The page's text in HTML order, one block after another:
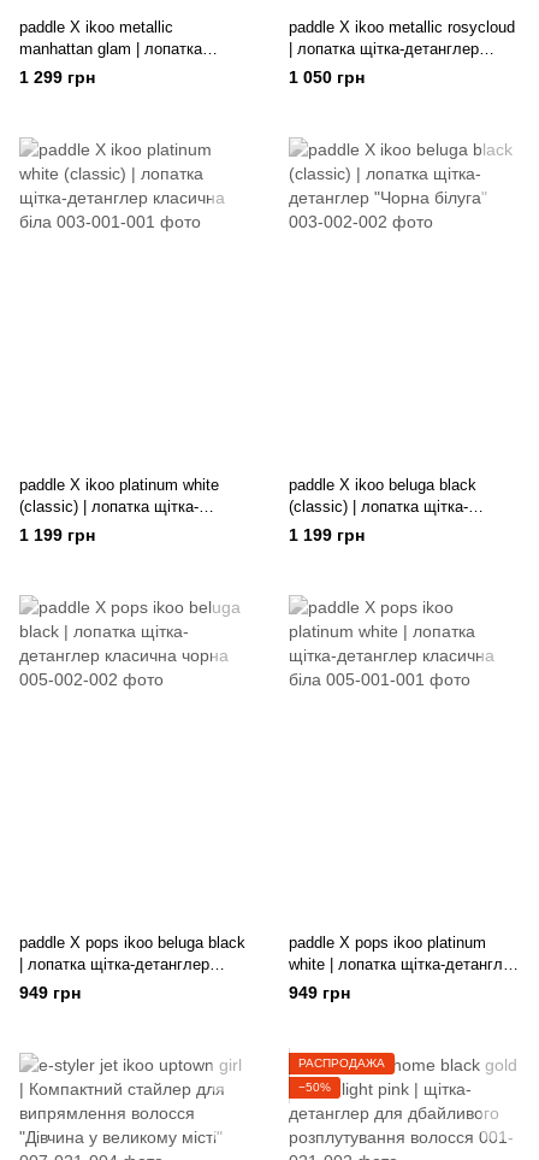
paddle X ikoo metallic
manhattan glam | лопатка
щітка-детанглер "Гламур
Манхеттена"
1 299 грн
paddle X ikoo metallic rosycloud
| лопатка щітка-детанглер
"Рожеві хмари"
1 050 грн
paddle X ikoo platinum white
(classic) | лопатка щітка-
детанглер класична біла
1 199 грн
paddle X ikoo beluga black
(classic) | лопатка щітка-
детанглер "Чорна білуга"
1 199 грн
paddle X pops ikoo beluga black
| лопатка щітка-детанглер
класична чорна
949 грн
paddle X pops ikoo platinum
white | лопатка щітка-детанглер
класична біла
949 грн
РАСПРОДАЖА
−50%